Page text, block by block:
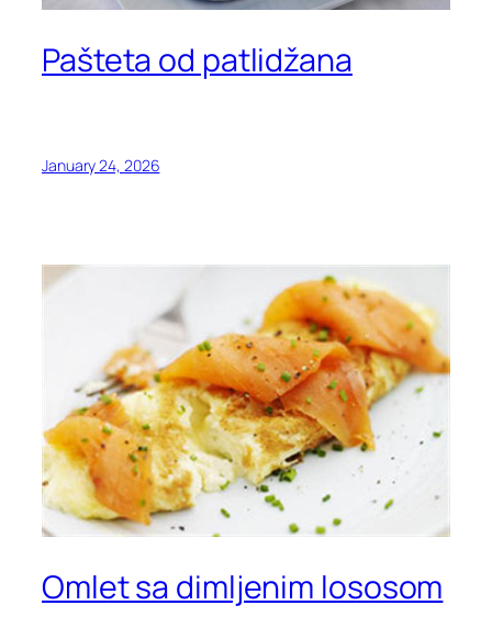
Pašteta od patlidžana
January 24, 2026
Omlet sa dimljenim lososom